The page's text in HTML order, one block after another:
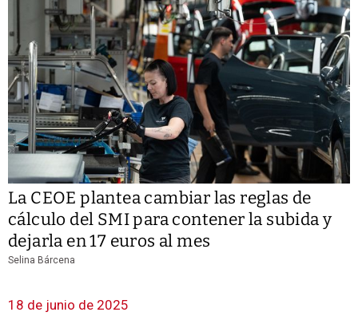
La CEOE plantea cambiar las reglas de
cálculo del SMI para contener la subida y
dejarla en 17 euros al mes
Selina Bárcena
18 de junio de 2025